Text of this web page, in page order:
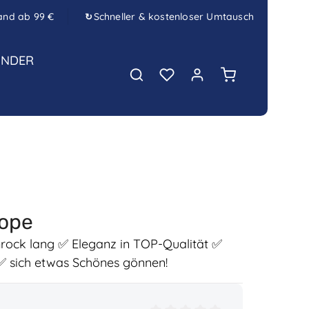
ab 99 € ↻Schneller & kostenloser Umtausch
Warenkorb
lang ✅ Eleganz in TOP-Qualität ✅
sich etwas Schönes gönnen!